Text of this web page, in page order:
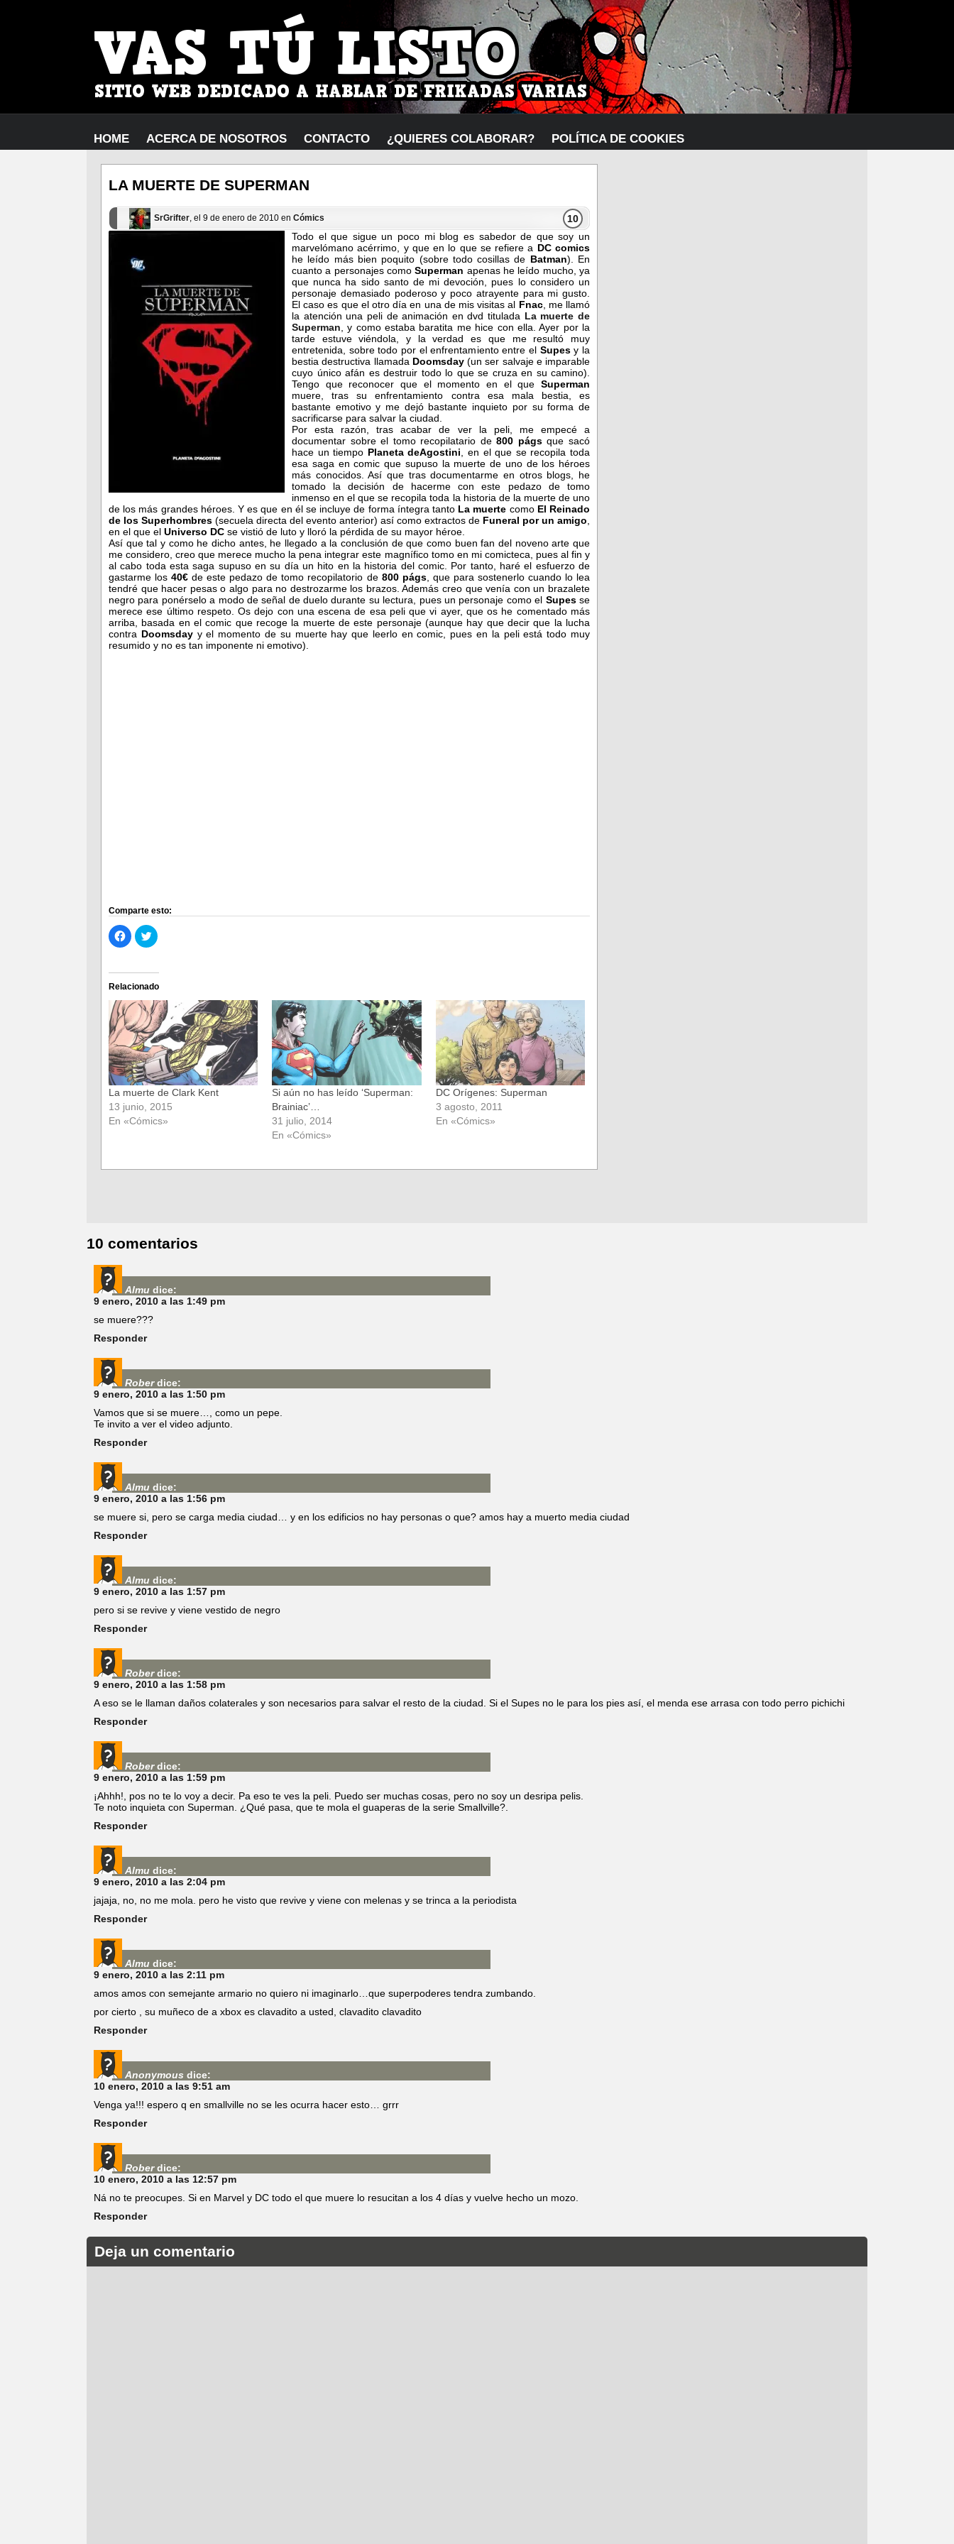
HOME ACERCA DE NOSOTROS CONTACTO ¿QUIERES COLABORAR? POLÍTICA DE COOKIES
LA MUERTE DE SUPERMAN
SrGrifter, el 9 de enero de 2010 en Cómics
10
Todo el que sigue un poco mi blog es sabedor de que soy un
marvelómano acérrimo, y que en lo que se refiere a DC comics
he leído más bien poquito (sobre todo cosillas de Batman). En
cuanto a personajes comoSuperman apenas he leído mucho, ya
que nunca ha sido santo de mi devoción, pues lo considero un
personaje demasiado poderoso y poco atrayente para mi gusto.
El caso es que el otro día en una de mis visitas al Fnac, me llamó
la atención una peli de animación en dvd titulada La muerte de
Superman , y como estaba baratita me hice con ella. Ayer por la
tarde estuve viéndola, y la verdad es que me resultó muy
entretenida, sobre todo por el enfrentamiento entre el Supesy la
bestia destructiva llamada Doomsday (un ser salvaje e imparable
cuyo único afán es destruir todo lo que se cruza en su camino).
Tengo que reconocer que el momento en el que Superman
muere, tras su enfrentamiento contra esa mala bestia, es
bastante emotivo y me dejó bastante inquieto por su forma de
sacrificarse para salvar la ciudad.
Por esta razón, tras acabar de ver la peli, me empecé a
documentar sobre el tomo recopilatario de800 págsque sacó
hace un tiempo Planeta deAgostini , en el que se recopila toda
esa saga en comic que supuso la muerte de uno de los héroes
más conocidos. Así que tras documentarme en otros blogs, he
tomado la decisión de hacerme con este pedazo de tomo
inmenso en el que se recopila toda la historia de la muerte de uno
de los más grandes héroes. Y es que en él se incluye de forma íntegra tanto La muerte como El Reinado
de los Superhombres (secuela directa del evento anterior) así como extractos de Funeral por un amigo
en el que el Universo DC se vistió de luto y lloró la pérdida de su mayor héroe.
Así que tal y como he dicho antes, he llegado a la conclusión de que como buen fan del noveno arte que
me considero, creo que merece mucho la pena integrar este magnífico tomo en mi comicteca, pues al fin y
al cabo toda esta saga supuso en su día un hito en la historia del comic. Por tanto, haré el esfuerzo de
gastarme los40€ de este pedazo de tomo recopilatorio de 800 págs, que para sostenerlo cuando lo lea
tendré que hacer pesas o algo para no destrozarme los brazos. Además creo que venía con un brazalete
negro para ponérselo a modo de señal de duelo durante su lectura, pues un personaje como el Supesse
merece ese último respeto. Os dejo con una escena de esa peli que vi ayer, que os he comentado más
arriba, basada en el comic que recoge la muerte de este personaje (aunque hay que decir que la lucha
contra Doomsday y el momento de su muerte hay que leerlo en comic, pues en la peli está todo muy
resumido y no es tan imponente ni emotivo).
Comparte esto:
Haz
clic
para
Facebook
(Se
abre
en
una
ventana
nueva)
Haz
clic
Twitter
(Se
abre
en
una
ventana
nueva)
Relacionado
La muerte de Clark Kent
13 junio, 2015
En «Cómics»
Si aún no has leído ‘Superman:
Brainiac’…
31 julio, 2014
En «Cómics»
DC Orígenes: Superman
3 agosto, 2011
En «Cómics»
10 comentarios
Almu dice:
9 enero, 2010 a las 1:49 pm
se muere???
Responder
Rober dice:
9 enero, 2010 a las 1:50 pm
Vamos que si se muere…, como un pepe.
Te invito a ver el video adjunto.
Responder
Almu dice:
9 enero, 2010 a las 1:56 pm
se muere si, pero se carga media ciudad… y en los edificios no hay personas o que? amos hay a muerto media ciudad
Responder
Almu dice:
9 enero, 2010 a las 1:57 pm
pero si se revive y viene vestido de negro
Responder
Rober dice:
9 enero, 2010 a las 1:58 pm
A eso se le llaman daños colaterales y son necesarios para salvar el resto de la ciudad. Si el Supes no le para los pies así, el menda ese arrasa con todo perro pichichi
Responder
Rober dice:
9 enero, 2010 a las 1:59 pm
¡Ahhh!, pos no te lo voy a decir. Pa eso te ves la peli. Puedo ser muchas cosas, pero no soy un desripa pelis.
Te noto inquieta con Superman. ¿Qué pasa, que te mola el guaperas de la serie Smallville?.
Responder
Almu dice:
9 enero, 2010 a las 2:04 pm
jajaja, no, no me mola. pero he visto que revive y viene con melenas y se trinca a la periodista
Responder
Almu dice:
9 enero, 2010 a las 2:11 pm
amos amos con semejante armario no quiero ni imaginarlo…que superpoderes tendra zumbando.
por cierto , su muñeco de a xbox es clavadito a usted, clavadito clavadito
Responder
Anonymous dice:
10 enero, 2010 a las 9:51 am
Venga ya!!! espero q en smallville no se les ocurra hacer esto… grrr
Responder
Rober dice:
10 enero, 2010 a las 12:57 pm
Ná no te preocupes. Si en Marvel y DC todo el que muere lo resucitan a los 4 días y vuelve hecho un mozo.
Responder
Deja un comentario